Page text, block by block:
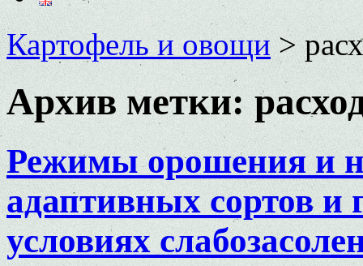
Картофель и овощи>
Архив метки:
Режимы орошения и
адаптивных сортов и
условиях